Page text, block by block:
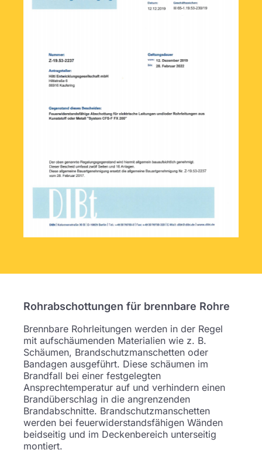
Rohrabschottungen für brennbare Rohre
Brennbare Rohrleitungen werden in der Regel
mit aufschäumenden Materialien wie z. B.
Schäumen, Brandschutzmanschetten oder
Bandagen ausgeführt. Diese schäumen im
Brandfall bei einer festgelegten
Ansprechtemperatur auf und verhindern einen
Brandüberschlag in die angrenzenden
Brandabschnitte. Brandschutzmanschetten
werden bei feuerwiderstandsfähigen Wänden
beidseitig und im Deckenbereich unterseitig
montiert.